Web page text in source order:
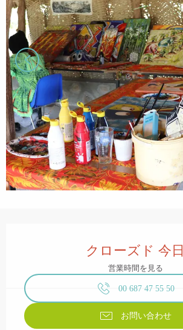
クローズド 今日
営業時間を見る
00 687 47 55 50
お問い合わせ